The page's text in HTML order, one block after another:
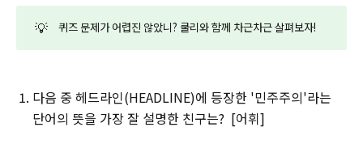
💡 퀴즈 문제가 어렵진 않았니? 쿨리와 함께 차근차근 살펴보자!
다음 중 헤드라인(HEADLINE)에 등장한 '민주주의'라는
단어의 뜻을 가장 잘 설명한 친구는? [어휘]